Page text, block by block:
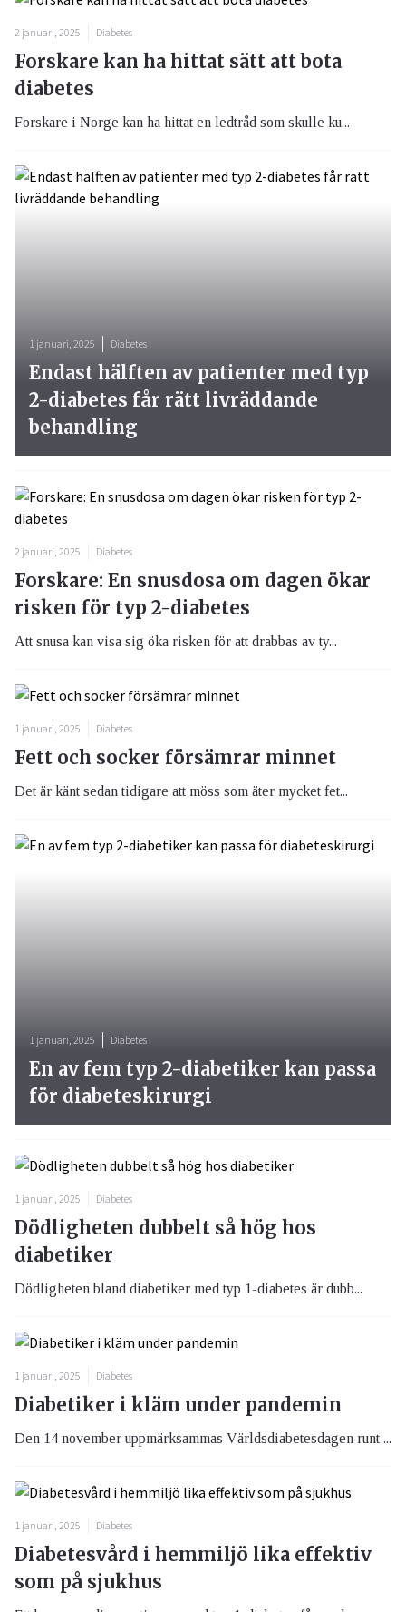
2 januari, 2025 Diabetes
Forskare kan ha hittat sätt att bota
diabetes
Forskare i Norge kan ha hittat en ledtråd som skulle ku...
2 januari, 2025 Diabetes
Forskare: En snusdosa om dagen ökar
risken för typ 2-diabetes
Att snusa kan visa sig öka risken för att drabbas av ty...
1 januari, 2025 Diabetes
Fett och socker försämrar minnet
Det är känt sedan tidigare att möss som äter mycket fet...
1 januari, 2025 Diabetes
Endast hälften av patienter med typ
2-diabetes får rätt livräddande
behandling
1 januari, 2025 Diabetes
En av fem typ 2-diabetiker kan passa
för diabeteskirurgi
1 januari, 2025 Diabetes
Dödligheten dubbelt så hög hos
diabetiker
Dödligheten bland diabetiker med typ 1-diabetes är dubb...
1 januari, 2025 Diabetes
Diabetiker i kläm under pandemin
Den 14 november uppmärksammas Världsdiabetesdagen runt ...
1 januari, 2025 Diabetes
Diabetesvård i hemmiljö lika effektiv
som på sjukhus